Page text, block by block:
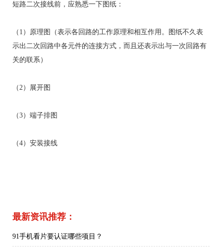
短路二次接线前，应熟悉一下图纸：
（1）原理图（表示各回路的工作原理和相互作用。图纸不久表
示出二次回路中各元件的连接方式，而且还表示出与一次回路有
关的联系）
（2）展开图
（3）端子排图
（4）安装接线
最新资讯推荐：
91手机看片要认证哪些项目？